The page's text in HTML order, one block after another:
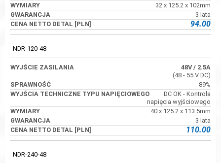
32 x 125.2 x 102mm
3 lata
94.00
NDR-120-48
48V/ 2.5A
(48 - 55 V DC)
89%
DC OK - Kontrola
napięcia wyjściowego
40 x 125.2 x 113.5mm
3 lata
110.00
NDR-240-48